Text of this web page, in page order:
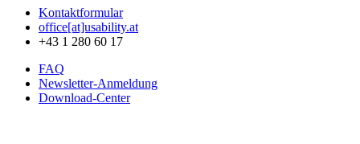
Kontaktformular
office[at]usability.at
+43 1 280 60 17
FAQ
Newsletter-Anmeldung
Download-Center